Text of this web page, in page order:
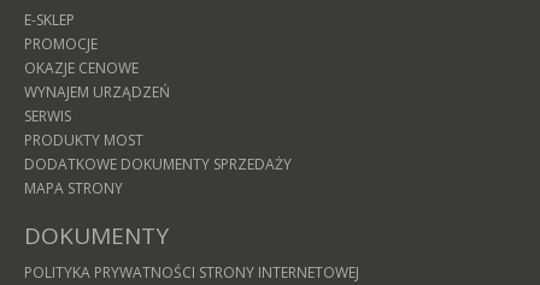
E-SKLEP
PROMOCJE
OKAZJE CENOWE
WYNAJEM URZĄDZEŃ
SERWIS
PRODUKTY MOST
DODATKOWE DOKUMENTY SPRZEDAŻY
MAPA STRONY
DOKUMENTY
POLITYKA PRYWATNOŚCI STRONY INTERNETOWEJ